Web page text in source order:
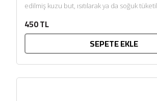
edilmiş kuzu but, ısıtılarak ya da soğuk tüketilir.
450 TL
SEPETE EKLE